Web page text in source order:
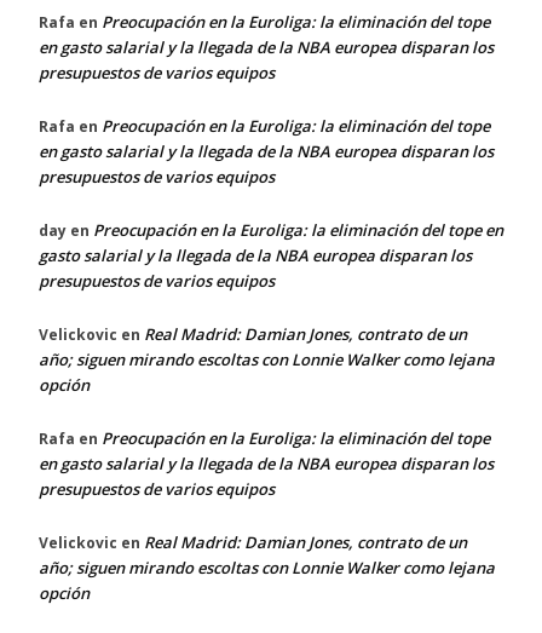
Rafa en Preocupación en la Euroliga: la eliminación del tope
en gasto salarial y la llegada de la NBA europea disparan los
presupuestos de varios equipos
Rafa en Preocupación en la Euroliga: la eliminación del tope
en gasto salarial y la llegada de la NBA europea disparan los
presupuestos de varios equipos
day en Preocupación en la Euroliga: la eliminación del tope en
gasto salarial y la llegada de la NBA europea disparan los
presupuestos de varios equipos
Velickovic en Real Madrid: Damian Jones, contrato de un
año; siguen mirando escoltas con Lonnie Walker como lejana
opción
Rafa en Preocupación en la Euroliga: la eliminación del tope
en gasto salarial y la llegada de la NBA europea disparan los
presupuestos de varios equipos
Velickovic en Real Madrid: Damian Jones, contrato de un
año; siguen mirando escoltas con Lonnie Walker como lejana
opción